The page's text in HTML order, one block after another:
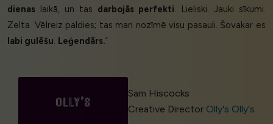
dienas laikā, un tas darbojās perfekti. Lieliski. Jauki sīkumi.
Zelta. Vēlreiz paldies; tas man nozīmē visu pasauli. Šovakar es
labi gulēšu. Leģendārs.’
Sam Hiscocks
Creative Director Olly's Olly's